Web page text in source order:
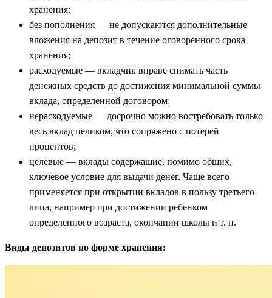
хранения;
без пополнения — не допускаются дополнительные
вложения на депозит в течение оговоренного срока
хранения;
расходуемые — вкладчик вправе снимать часть
денежных средств до достижения минимальной суммы
вклада, определенной договором;
нерасходуемые — досрочно можно востребовать только
весь вклад целиком, что сопряжено с потерей
процентов;
целевые — вклады содержащие, помимо общих,
ключевое условие для выдачи денег. Чаще всего
применяется при открытии вкладов в пользу третьего
лица, например при достижении ребенком
определенного возраста, окончании школы и т. п.
Виды депозитов по форме хранения: